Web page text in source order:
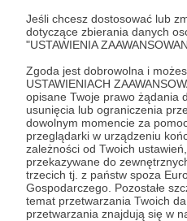
Jeśli chcesz dostosować lub
dotyczące zbierania danych
"USTAWIENIA
Zgoda jest dobrowolna i
USTAWIENIACH
opisane Twoje prawo żądania
usunięcia lub ograniczenia
dowolnym momencie za
przeglądarki w urządzeniu
zależności od Twoich
przekazywane do
trzecich tj. z państw spoza
Gospodarczego. Pozostałe
temat przetwarzania Twoich
przetwarzania znajdują się w
Jacek Bartosiak Książki
Udostępnij